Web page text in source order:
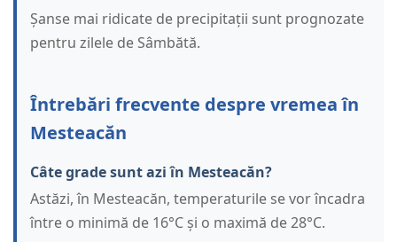
Șanse mai ridicate de precipitații sunt prognozate
pentru zilele de Sâmbătă.
Întrebări frecvente despre vremea în
Mesteacăn
Câte grade sunt azi în Mesteacăn?
Astăzi, în Mesteacăn, temperaturile se vor încadra
între o minimă de 16°C și o maximă de 28°C.